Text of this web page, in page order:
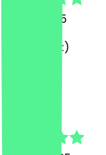
3. Juni 2025
Se lecker! :)